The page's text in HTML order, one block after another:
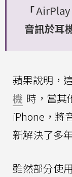
「AirPlay
音訊於耳
蘋果說明，
機 時，當其
iPhone，將
新解決了多
雖然部分使